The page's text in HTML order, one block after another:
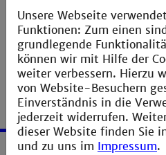
SMTP-Port
SMTP-Verschlüsselung
Unsere Webseite
Funktionen: Zum einen
grundlegende
können wir mit Hilfe der
weiter verbessern. Hierzu
von Website-Besuchern
Einverständnis in die
jederzeit widerrufen.
dieser Website finden Sie
und zu uns im Impressum.